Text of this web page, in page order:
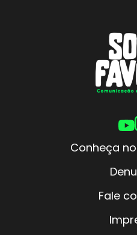
Conheça
Fale